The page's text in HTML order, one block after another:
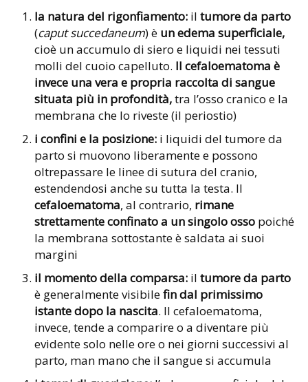
la natura del rigonfiamento: il tumore da parto
(caput succedaneum) è un edema superficiale,
cioè un accumulo di siero e liquidi nei tessuti
molli del cuoio capelluto. Il cefaloematoma è
invece una vera e propria raccolta di sangue
situata più in profondità,tra l’osso cranico e la
membrana che lo riveste (il periostio)
i confini e la posizione: i liquidi del tumore da
parto si muovono liberamente e possono
oltrepassare le linee di sutura del cranio,
estendendosi anche su tutta la testa. Il
cefaloematoma, al contrario, rimane
strettamente confinato a un singolo osso poiché
la membrana sottostante è saldata ai suoi
margini
il momento della comparsa: il tumore da parto
è generalmente visibilefin dal primissimo
istante dopo la nascita. Il cefaloematoma,
invece, tende a comparire o a diventare più
evidente solo nelle ore o nei giorni successivi al
parto, man mano che il sangue si accumula